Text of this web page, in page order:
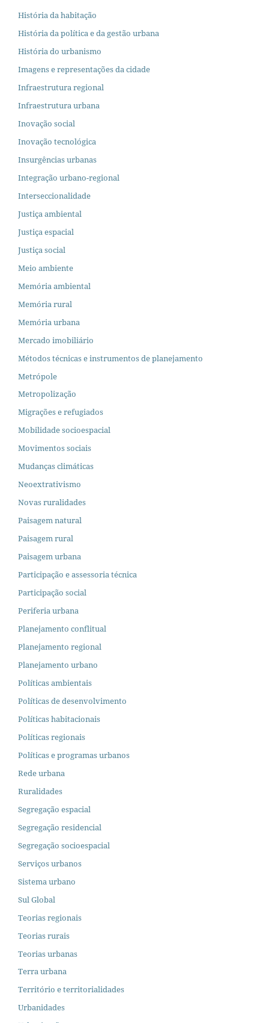
História da habitação
História da política e da gestão urbana
História do urbanismo
Imagens e representações da cidade
Infraestrutura regional
Infraestrutura urbana
Inovação social
Inovação tecnológica
Insurgências urbanas
Integração urbano-regional
Interseccionalidade
Justiça ambiental
Justiça espacial
Justiça social
Meio ambiente
Memória ambiental
Memória rural
Memória urbana
Mercado imobiliário
Métodos técnicas e instrumentos de planejamento
Metrópole
Metropolização
Migrações e refugiados
Mobilidade socioespacial
Movimentos sociais
Mudanças climáticas
Neoextrativismo
Novas ruralidades
Paisagem natural
Paisagem rural
Paisagem urbana
Participação e assessoria técnica
Participação social
Periferia urbana
Planejamento conflitual
Planejamento regional
Planejamento urbano
Políticas ambientais
Políticas de desenvolvimento
Políticas habitacionais
Políticas regionais
Políticas e programas urbanos
Rede urbana
Ruralidades
Segregação espacial
Segregação residencial
Segregação socioespacial
Serviços urbanos
Sistema urbano
Sul Global
Teorias regionais
Teorias rurais
Teorias urbanas
Terra urbana
Território e territorialidades
Urbanidades